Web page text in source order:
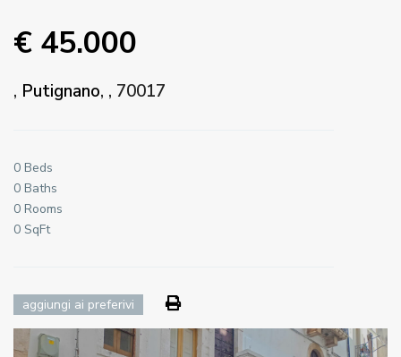
€ 45.000
, Putignano, , 70017
0 Beds
0 Baths
0 Rooms
0 SqFt
aggiungi ai preferivi